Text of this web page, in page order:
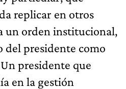
replicar en otros
un orden institucional,
del presidente como
presidente que
en la gestión